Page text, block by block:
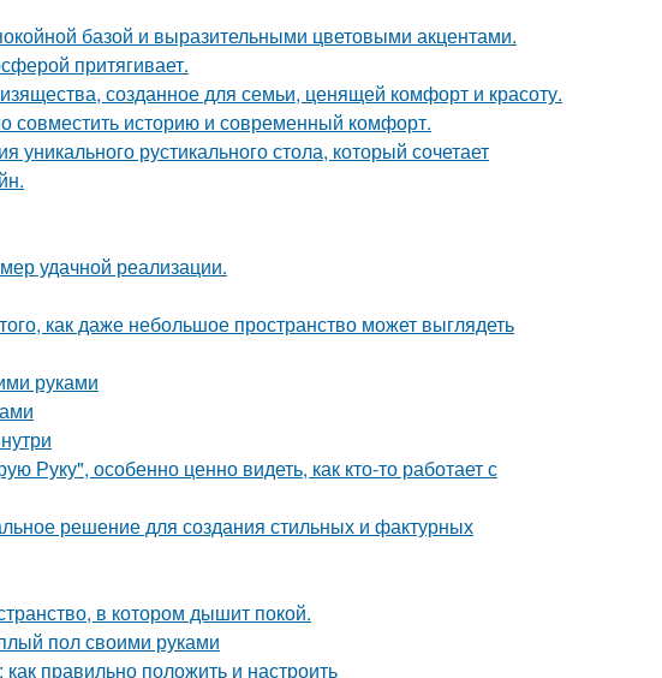
базой и выразительными цветовыми акцентами.
притягивает.
созданное для семьи, ценящей комфорт и красоту.
совместить историю и современный комфорт.
рустикального стола, который сочетает
удачной реализации.
как даже небольшое пространство может выглядеть
руками
Руку", особенно ценно видеть, как кто-то работает с
решение для создания стильных и фактурных
в котором дышит покой.
пол своими руками
правильно положить и настроить